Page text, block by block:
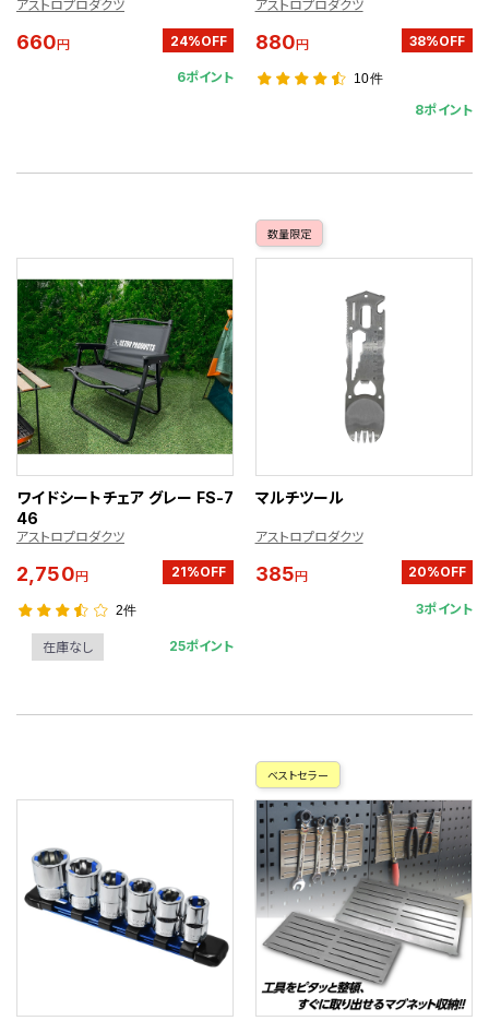
アストロプロダクツ
660円 24%OFF
6ポイント
アストロプロダクツ
880円 38%OFF
10件
8ポイント
ワイドシートチェア グレー FS-7
46
アストロプロダクツ
2,750円 21%OFF
2件
在庫なし 25ポイント
数量限定
マルチツール
アストロプロダクツ
385円 20%OFF
3ポイント
ベストセラー